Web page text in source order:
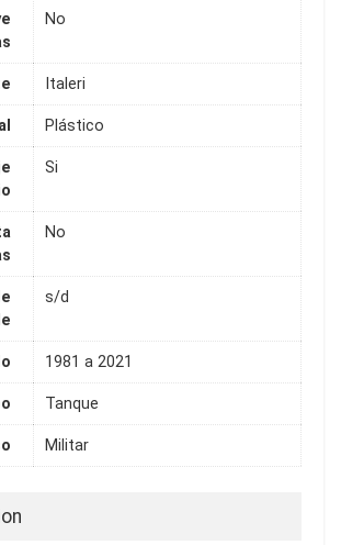
No
Italeri
Plástico
Si
No
s/d
1981 a 2021
Tanque
Militar